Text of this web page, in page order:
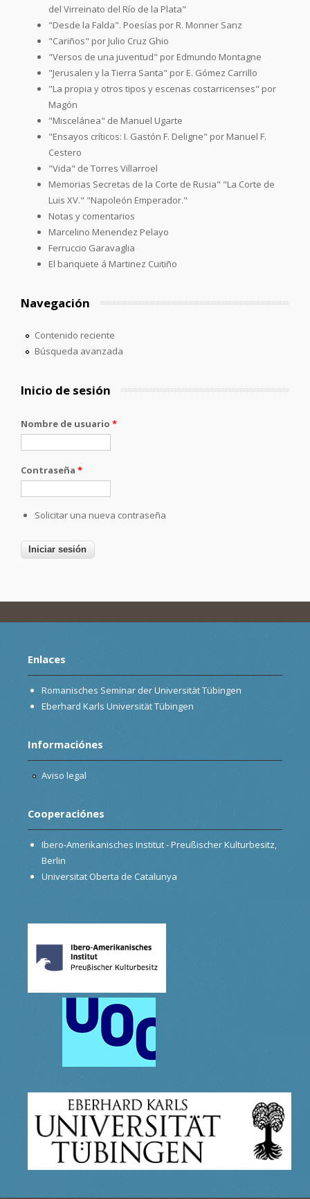
del Virreinato del Río de la Plata"
"Desde la Falda". Poesías por R. Monner Sanz
"Cariños" por Julio Cruz Ghio
"Versos de una juventud" por Edmundo Montagne
"Jerusalen y la Tierra Santa" por E. Gómez Carrillo
"La propia y otros tipos y escenas costarricenses" por
Magón
"Miscelánea" de Manuel Ugarte
"Ensayos críticos: I. Gastón F. Deligne" por Manuel F.
Cestero
"Vida" de Torres Villarroel
Memorias Secretas de la Corte de Rusia" "La Corte de
Luis XV." "Napoleón Emperador."
Notas y comentarios
Marcelino Menendez Pelayo
Ferruccio Garavaglia
El banquete á Martinez Cuitiño
Navegación
Contenido reciente
Búsqueda avanzada
Inicio de sesión
Nombre de usuario *
Contraseña *
Solicitar una nueva contraseña
Enlaces
Romanisches Seminar der Universität Tübingen
Eberhard Karls Universität Tübingen
Informaciónes
Aviso legal
Cooperaciónes
Ibero-Amerikanisches Institut - Preußischer Kulturbesitz,
Berlin
Universitat Oberta de Catalunya